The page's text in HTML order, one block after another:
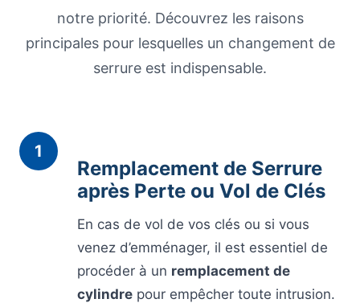
notre priorité. Découvrez les raisons
principales pour lesquelles un changement de
serrure est indispensable.
1
Remplacement de Serrure
après Perte ou Vol de Clés
En cas de vol de vos clés ou si vous
venez d’emménager, il est essentiel de
procéder à un remplacement de
cylindre pour empêcher toute intrusion.